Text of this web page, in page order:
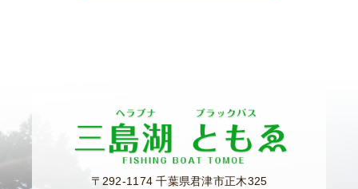
〒292-1174 千葉県君津市正木325